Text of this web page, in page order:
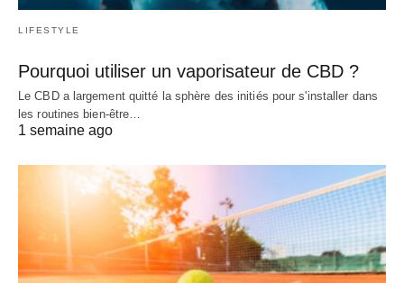
LIFESTYLE
Pourquoi utiliser un vaporisateur de CBD ?
Le CBD a largement quitté la sphère des initiés pour s'installer dans
les routines bien-être…
1 semaine ago